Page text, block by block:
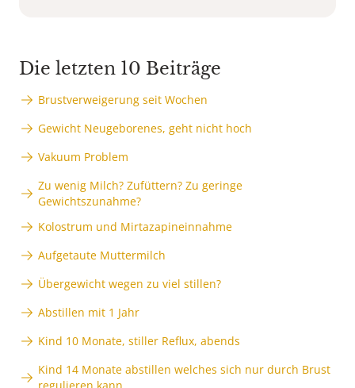
Die letzten 10 Beiträge
Brustverweigerung seit Wochen
Gewicht Neugeborenes, geht nicht hoch
Vakuum Problem
Zu wenig Milch? Zufüttern? Zu geringe
Gewichtszunahme?
Kolostrum und Mirtazapineinnahme
Aufgetaute Muttermilch
Übergewicht wegen zu viel stillen?
Abstillen mit 1 Jahr
Kind 10 Monate, stiller Reflux, abends
Kind 14 Monate abstillen welches sich nur durch Brust